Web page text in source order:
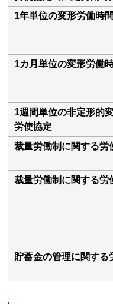
1年単位の変形労働時
1カ月単位の変形労働
1週間単位の非定形的
労使協定
裁量労働制に関する労
裁量労働制に関する労
貯蓄金の管理に関する